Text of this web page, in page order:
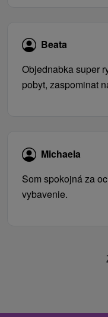
Beata
Objednabka super
pobyt, zaspominat
Michaela
Som spokojná za
vybavenie.